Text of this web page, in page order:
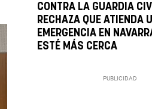
CONTRA LA GUARDIA
RECHAZA QUE ATIENDA
EMERGENCIA EN
ESTÉ MÁS CERCA